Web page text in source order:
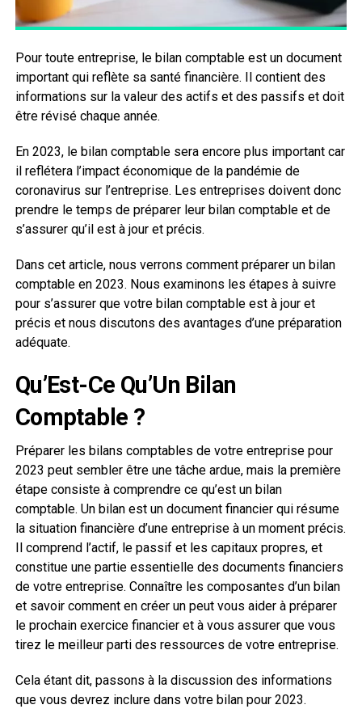
Pour toute entreprise, le bilan comptable est un document
important qui reflète sa santé financière. Il contient des
informations sur la valeur des actifs et des passifs et doit
être révisé chaque année.
En 2023, le bilan comptable sera encore plus important car
il reflétera l’impact économique de la pandémie de
coronavirus sur l’entreprise. Les entreprises doivent donc
prendre le temps de préparer leur bilan comptable et de
s’assurer qu’il est à jour et précis.
Dans cet article, nous verrons comment préparer un bilan
comptable en 2023. Nous examinons les étapes à suivre
pour s’assurer que votre bilan comptable est à jour et
précis et nous discutons des avantages d’une préparation
adéquate.
Qu’Est-Ce Qu’Un Bilan
Comptable ?
Préparer les bilans comptables de votre entreprise pour
2023 peut sembler être une tâche ardue, mais la première
étape consiste à comprendre ce qu’est un bilan
comptable. Un bilan est un document financier qui résume
la situation financière d’une entreprise à un moment précis.
Il comprend l’actif, le passif et les capitaux propres, et
constitue une partie essentielle des documents financiers
de votre entreprise. Connaître les composantes d’un bilan
et savoir comment en créer un peut vous aider à préparer
le prochain exercice financier et à vous assurer que vous
tirez le meilleur parti des ressources de votre entreprise.
Cela étant dit, passons à la discussion des informations
que vous devrez inclure dans votre bilan pour 2023.